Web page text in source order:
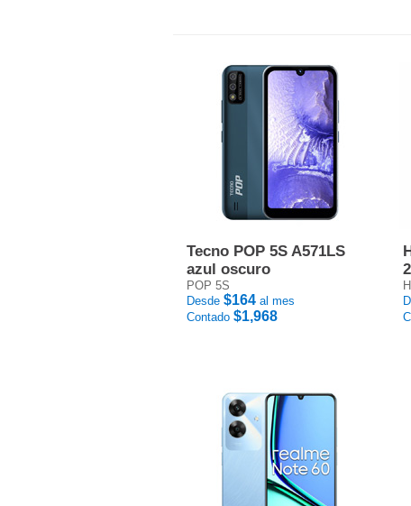
Tecno POP 5S A571LS
azul oscuro
POP 5S
Desde $164 al mes
Contado $1,968